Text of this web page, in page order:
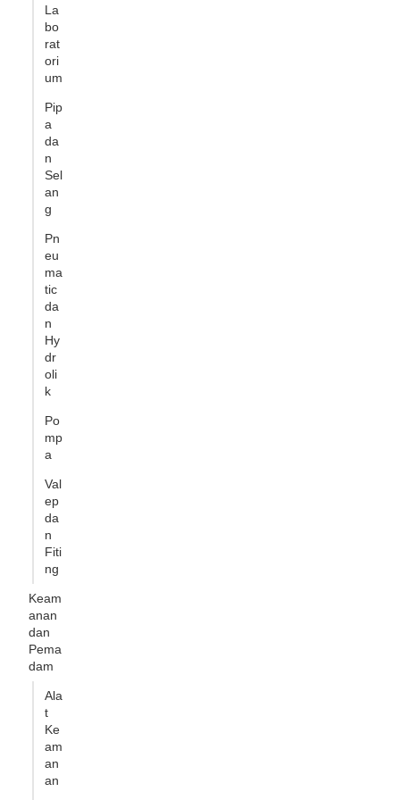
La
bo
rat
ori
um
Pip
a
da
n
Sel
an
g
Pn
eu
ma
tic
da
n
Hy
dr
oli
k
Po
mp
a
Val
ep
da
n
Fiti
ng
Keam
anan
dan
Pema
dam
Ala
t
Ke
am
an
an